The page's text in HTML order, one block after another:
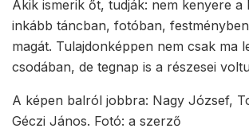
Akik ismerik őt, tudják: nem kenyere a
inkább táncban, fotóban,
magát. Tulajdonképpen nem csak ma
csodában, de tegnap is a részesei
A képen balról jobbra: Nagy József,
Géczi János. Fotó: a szerző